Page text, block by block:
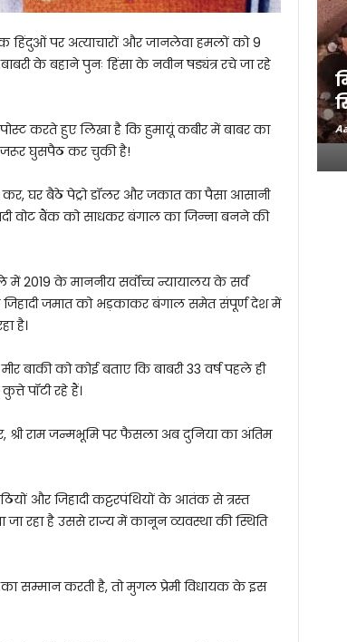
हिंदुओं पर अत्याचारों और जानलेवा हमलों को 9
बाबरी के बहाने पुनः हिंसा के नवीन षड्यंत्र रचे जा रहे
पोस्ट करते हुए लिखा है कि हुमायूं कबीर में बाबर का
जरूर घुसपैठ कर चुकी है!
कर, घर बैठे पेट्रो डॉलर और जकात का पैसा आसानी
वोट बैंक को साधकर बंगाल का जिन्ना बनने की
2019 के माननीय सर्वोच्च न्यायालय के सर्व
जमात को भड़काकर बंगाल समेत संपूर्ण देश में
है।
बाकी को कोई बताए कि बाबरी 33 वर्ष पहले ही
पॉटी रहे हैं।
श्री राम जन्मभूमि पर फैसला अब दुनिया का अंतिम
और जिहादी कट्टरपंथियों के आतंक से त्रस्त
रहा है उससे राज्य में कानून व्यवस्था की स्थिति
सम्मान करती है, तो मुगल प्रेमी विधायक के इस